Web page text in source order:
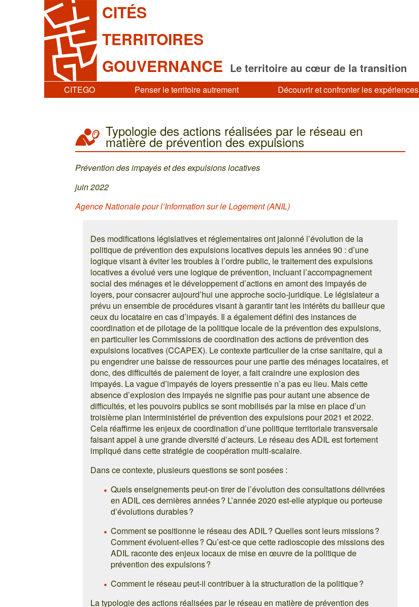
CITÉS
TERRITOIRES
GOUVERNANCE Le territoire au cœur de la transition
CITEGO Penser le territoire autrement Découvrir et confronter les expériences
Typologie des actions réalisées par le réseau en
matière de prévention des expulsions
Prévention des impayés et des expulsions locatives
juin 2022
Agence Nationale pour l’Information sur le Logement (ANIL)
Des modifications législatives et réglementaires ont jalonné l’évolution de la
politique de prévention des expulsions locatives depuis les années 90 : d’une
logique visant à éviter les troubles à l’ordre public, le traitement des expulsions
locatives a évolué vers une logique de prévention, incluant l’accompagnement
social des ménages et le développement d’actions en amont des impayés de
loyers, pour consacrer aujourd’hui une approche socio-juridique. Le législateur a
prévu un ensemble de procédures visant à garantir tant les intérêts du bailleur que
ceux du locataire en cas d’impayés. Il a également défini des instances de
coordination et de pilotage de la politique locale de la prévention des expulsions,
en particulier les Commissions de coordination des actions de prévention des
expulsions locatives (CCAPEX). Le contexte particulier de la crise sanitaire, qui a
pu engendrer une baisse de ressources pour une partie des ménages locataires, et
donc, des difficultés de paiement de loyer, a fait craindre une explosion des
impayés. La vague d’impayés de loyers pressentie n’a pas eu lieu. Mais cette
absence d’explosion des impayés ne signifie pas pour autant une absence de
difficultés, et les pouvoirs publics se sont mobilisés par la mise en place d’un
troisième plan interministériel de prévention des expulsions pour 2021 et 2022.
Cela réaffirme les enjeux de coordination d’une politique territoriale transversale
faisant appel à une grande diversité d’acteurs. Le réseau des ADIL est fortement
impliqué dans cette stratégie de coopération multi-scalaire.
Dans ce contexte, plusieurs questions se sont posées :
Quels enseignements peut-on tirer de l’évolution des consultations délivrées
en ADIL ces dernières années ? L’année 2020 est-elle atypique ou porteuse
d’évolutions durables ?
Comment se positionne le réseau des ADIL ? Quelles sont leurs missions ?
Comment évoluent-elles ? Qu’est-ce que cette radioscopie des missions des
ADIL raconte des enjeux locaux de mise en œuvre de la politique de
prévention des expulsions ?
Comment le réseau peut-il contribuer à la structuration de la politique ?
La typologie des actions réalisées par le réseau en matière de prévention des